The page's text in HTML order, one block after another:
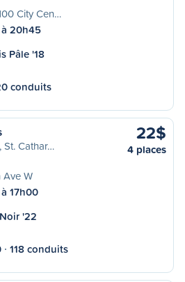
City Cen…
20h45
Pâle '18
conduits
St. Cathar…
Ave W
17h00
22$
4 places
'22
118 conduits